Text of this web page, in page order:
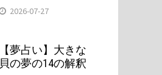
2026-07-27
【夢占い】大きな
貝の夢の14の解釈